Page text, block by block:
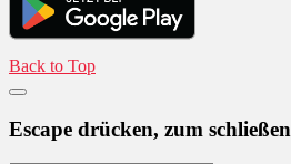
Back to Top
Escape drücken, zum schließen